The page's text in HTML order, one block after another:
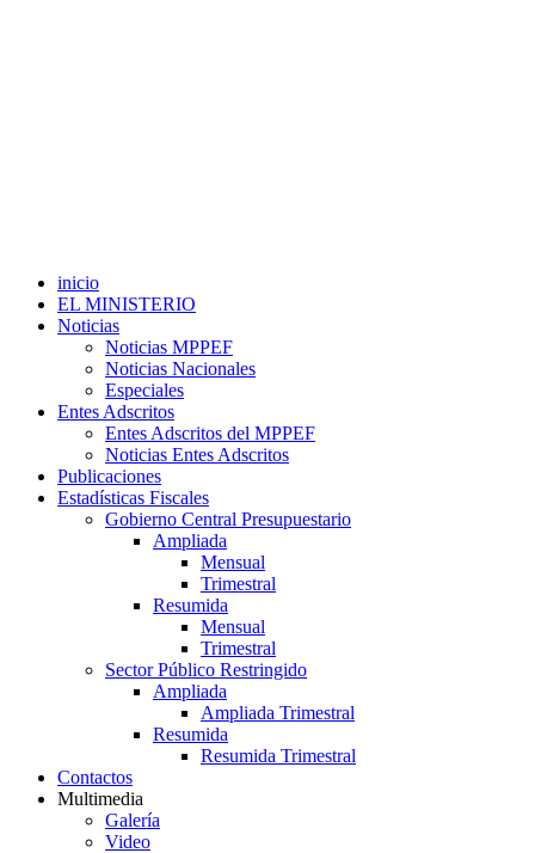
inicio
EL MINISTERIO
Noticias
Noticias MPPEF
Noticias Nacionales
Especiales
Entes Adscritos
Entes Adscritos del MPPEF
Noticias Entes Adscritos
Publicaciones
Estadísticas Fiscales
Gobierno Central Presupuestario
Ampliada
Mensual
Trimestral
Resumida
Mensual
Trimestral
Sector Público Restringido
Ampliada
Ampliada Trimestral
Resumida
Resumida Trimestral
Contactos
Multimedia
Galería
Video